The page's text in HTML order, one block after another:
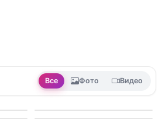
Все Фото Видео